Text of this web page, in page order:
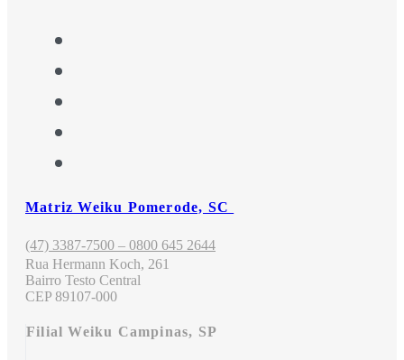
Matriz Weiku Pomerode, SC
(47) 3387-7500 – 0800 645 2644
Rua Hermann Koch, 261
Bairro Testo Central
CEP 89107-000
Filial Weiku Campinas, SP